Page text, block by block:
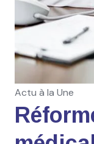
Actu à la Une